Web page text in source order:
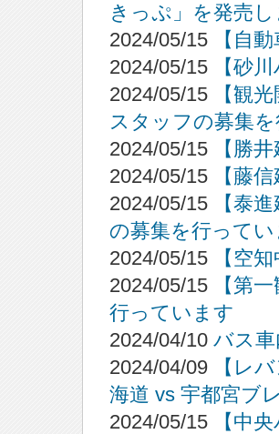
きっぷ」を発売し
2024/05/15
【自
2024/05/15
【砂
2024/05/15
【観
スタッフの募集
2024/05/15
【勝
2024/05/15
【藤
2024/05/15
【泰
の募集を行って
2024/05/15
【空
2024/05/15
【第
行っています
2024/04/10 バス
2024/04/09
【レ
海道 vs 宇都宮ブ
2024/05/15
【中